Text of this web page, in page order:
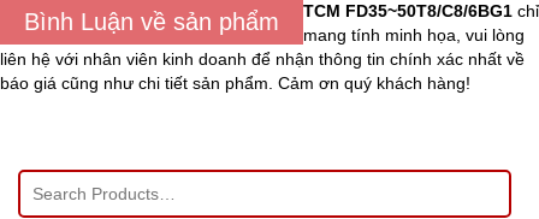
Bình Luận về sản phẩm TCM FD35~50T8/C8/6BG1 chỉ
mang tính minh họa, vui lòng
liên hệ với nhân viên kinh doanh để nhận thông tin chính xác nhất về
báo giá cũng như chi tiết sản phẩm. Cảm ơn quý khách hàng!